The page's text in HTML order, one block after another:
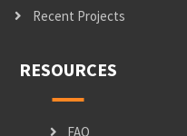
Recent Projects
RESOURCES
FAQ